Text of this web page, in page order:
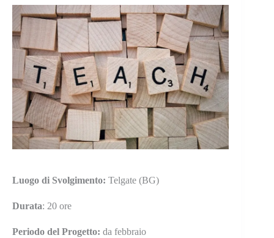
Luogo di Svolgimento: Telgate (BG)
Durata: 20 ore
Periodo del Progetto: da febbraio